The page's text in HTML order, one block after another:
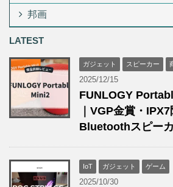
邦画
LATEST
ガジェット スピーカー
2025/12/15
FUNLOGY
｜VGP金賞・
Bluetoothスピー
IoT ガジェット ゲーム
2025/10/30